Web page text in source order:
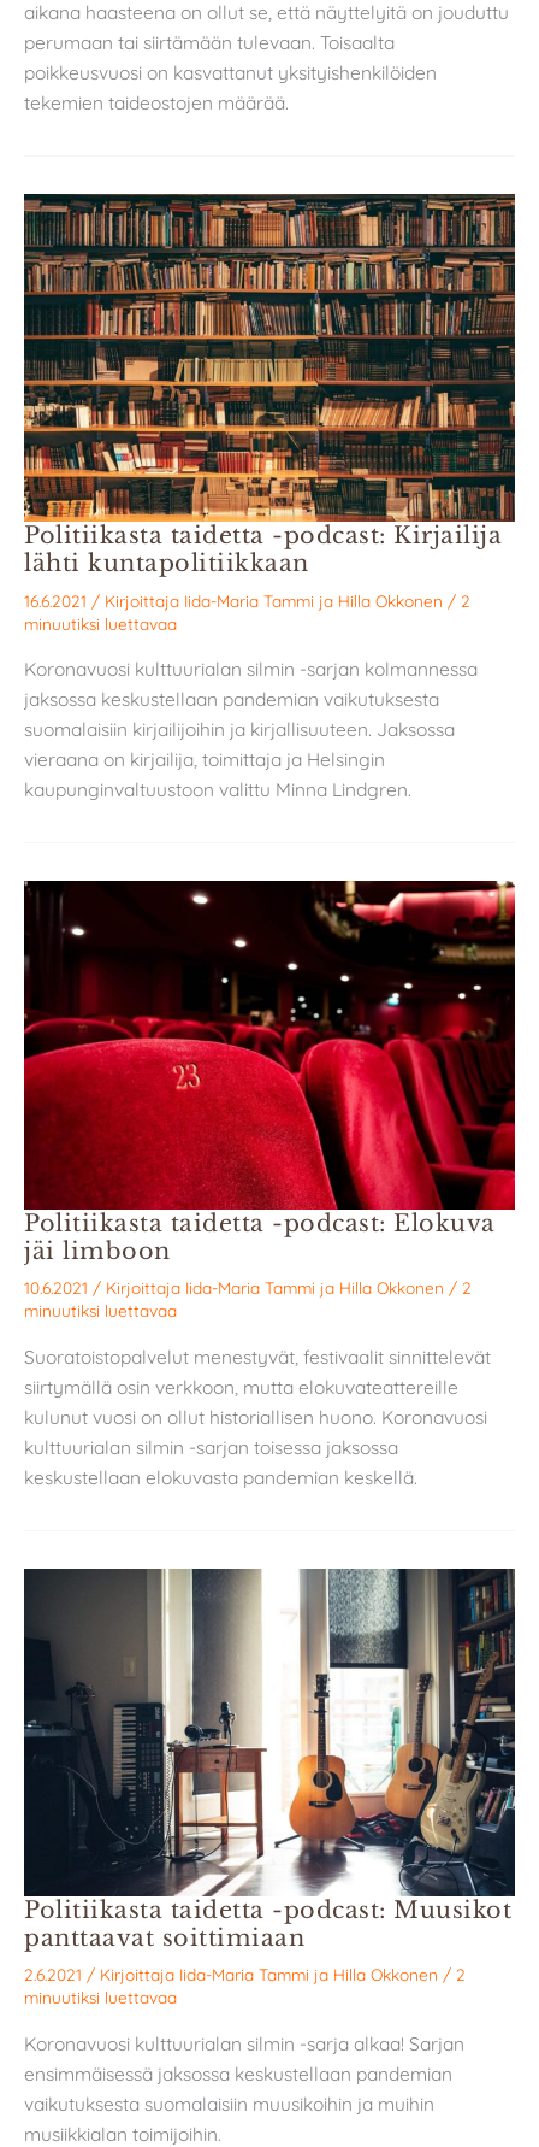
aikana haasteena on ollut se, että näyttelyitä on jouduttu
perumaan tai siirtämään tulevaan. Toisaalta
poikkeusvuosi on kasvattanut yksityishenkilöiden
tekemien taideostojen määrää.
Politiikasta taidetta -podcast: Kirjailija
lähti kuntapolitiikkaan
16.6.2021 / Kirjoittaja Iida-Maria Tammi ja Hilla Okkonen / 2
minuutiksi luettavaa
Koronavuosi kulttuurialan silmin -sarjan kolmannessa
jaksossa keskustellaan pandemian vaikutuksesta
suomalaisiin kirjailijoihin ja kirjallisuuteen. Jaksossa
vieraana on kirjailija, toimittaja ja Helsingin
kaupunginvaltuustoon valittu Minna Lindgren.
Politiikasta taidetta -podcast: Elokuva
jäi limboon
10.6.2021 / Kirjoittaja Iida-Maria Tammi ja Hilla Okkonen / 2
minuutiksi luettavaa
Suoratoistopalvelut menestyvät, festivaalit sinnittelevät
siirtymällä osin verkkoon, mutta elokuvateattereille
kulunut vuosi on ollut historiallisen huono. Koronavuosi
kulttuurialan silmin -sarjan toisessa jaksossa
keskustellaan elokuvasta pandemian keskellä.
Politiikasta taidetta -podcast: Muusikot
panttaavat soittimiaan
2.6.2021 / Kirjoittaja Iida-Maria Tammi ja Hilla Okkonen / 2
minuutiksi luettavaa
Koronavuosi kulttuurialan silmin -sarja alkaa! Sarjan
ensimmäisessä jaksossa keskustellaan pandemian
vaikutuksesta suomalaisiin muusikoihin ja muihin
musiikkialan toimijoihin.